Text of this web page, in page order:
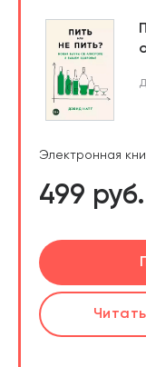
Электронная
499 руб.
Читать
Читать
Читать
Читать